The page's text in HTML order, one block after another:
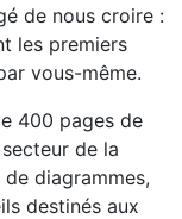
de nous croire :
les premiers
vous-même.
400 pages de
de la
diagrammes,
destinés aux